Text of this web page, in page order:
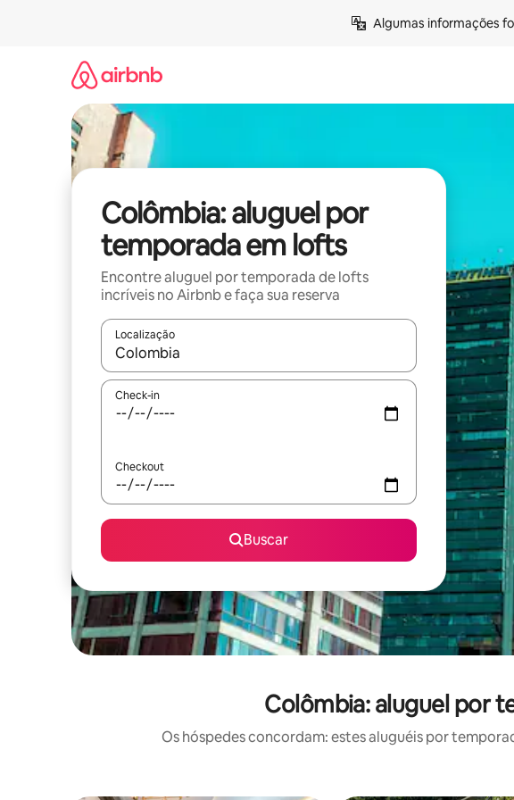
Algumas informações
Colômbia: aluguel por
temporada em lofts
Encontre aluguel por temporada de lofts
incríveis no Airbnb e faça sua reserva
Localização
Quando os resultados estiverem disponíveis, explore-os usando as
Check-in
Checkout
Buscar
Colômbia: aluguel por
Os hóspedes concordam: estes aluguéis por